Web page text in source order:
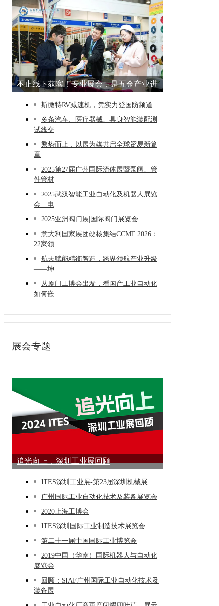
不止线下获客！专业展会，是五金产业进
斯微特RV减速机，凭实力登国防频道
多条汽车、医疗器械、具身智能装配测
试线交
乘势而上，以展为媒共启全球贸易新篇
章
2025第27届广州国际流体展暨泵阀、管
件管材
2025武汉智能工业自动化及机器人展览
会：电
2025亚洲阀门展|国际阀门展览会
意大利国家展团硬核集结CCMT 2026：
22家领
航天赋能精衡智造，跨界领航产业升级
——坤
从厦门工博会出发，看国产工业自动化
如何嵌
展会专题
追光向上，深圳工业展回顾
ITES深圳工业展-第23届深圳机械展
广州国际工业自动化技术及装备展览会
2020上海工博会
ITES深圳国际工业制造技术展览会
第二十一届中国国际工业博览会
2019中国（华南）国际机器人与自动化
展览会
回顾：SIAF广州国际工业自动化技术及
装备展